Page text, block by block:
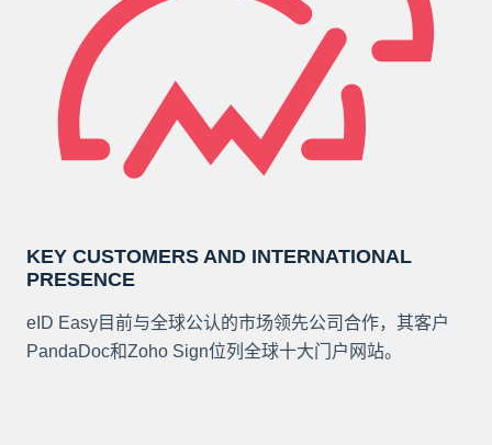
KEY CUSTOMERS AND INTERNATIONAL
PRESENCE
eID Easy目前与全球公认的市场领先公司合作，其客户
PandaDoc和Zoho Sign位列全球十大门户网站。